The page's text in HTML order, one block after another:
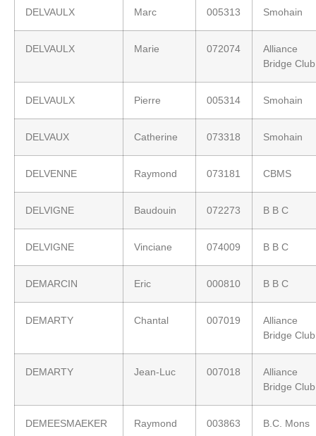
DELVAULX Marc 005313 Smohain
DELVAULX Marie 072074
Alliance
Bridge Club
DELVAULX Pierre 005314 Smohain
DELVAUX Catherine 073318 Smohain
DELVENNE Raymond 073181 CBMS
DELVIGNE Baudouin 072273 B B C
DELVIGNE Vinciane 074009 B B C
DEMARCIN Eric 000810 B B C
DEMARTY Chantal 007019
Alliance
Bridge Club
DEMARTY Jean-Luc 007018
Alliance
Bridge Club
DEMEESMAEKER Raymond 003863 B.C. Mons